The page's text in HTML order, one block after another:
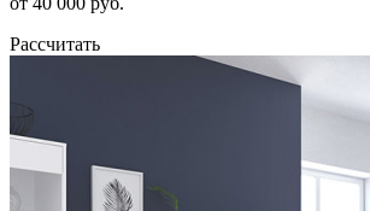
Рассчитать